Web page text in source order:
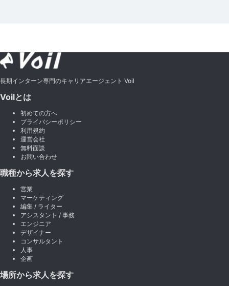
長期インターン専門のキャリアエージェント Voil
Voilとは
初めての方へ
プライバシーポリシー
利用規約
運営会社
無料面談
お問い合わせ
職種から求人を探す
営業
マーケティング
編集 / ライター
アシスタント / 事務
エンジニア
デザイナー
コンサルタント
人事
企画
場所から求人を探す